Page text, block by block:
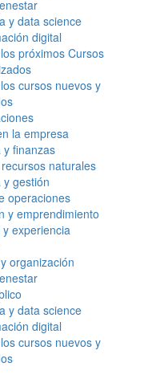
y data science
digital
próximos Cursos
cursos nuevos y
la empresa
y finanzas
naturales
y gestión
operaciones
y emprendimiento
experiencia
organización
y data science
digital
cursos nuevos y